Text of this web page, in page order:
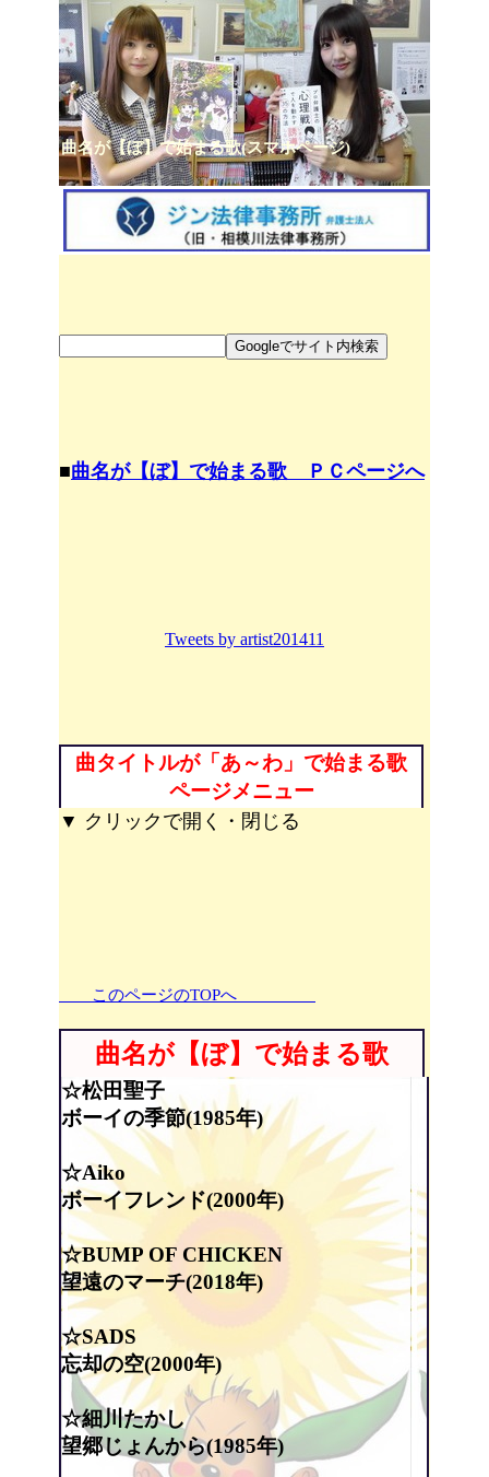
曲名が【ぼ】で始まる歌(スマホページ)
■曲名が【ぼ】で始まる歌 ＰＣページへ
Tweets by artist201411
曲タイトルが「あ～わ」で始まる歌
ページメニュー
▼ クリックで開く・閉じる
このページのTOPへ
曲名が【ぼ】で始まる歌
☆松田聖子
ボーイの季節(1985年)
☆Aiko
ボーイフレンド(2000年)
☆BUMP OF CHICKEN
望遠のマーチ(2018年)
☆SADS
忘却の空(2000年)
☆細川たかし
望郷じょんから(1985年)